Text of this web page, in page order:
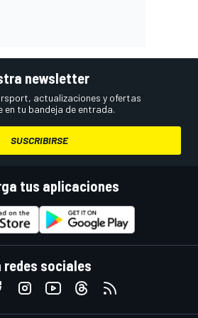
newsletter
actualizaciones y ofertas
en tu bandeja de entrada.
SUSCRIBIRSE
tus aplicaciones
redes sociales